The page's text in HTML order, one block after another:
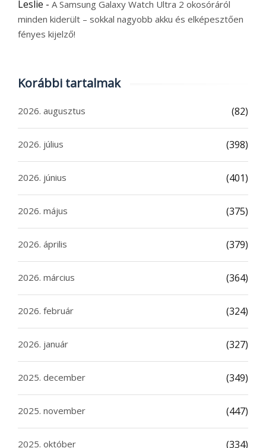
Leslie - A Samsung Galaxy Watch Ultra 2 okosóráról
minden kiderült – sokkal nagyobb akku és elképesztően
fényes kijelző!
Korábbi tartalmak
2026. augusztus (82)
2026. július (398)
2026. június (401)
2026. május (375)
2026. április (379)
2026. március (364)
2026. február (324)
2026. január (327)
2025. december (349)
2025. november (447)
2025. október (334)